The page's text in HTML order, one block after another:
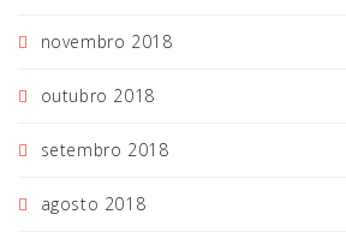
novembro 2018
outubro 2018
setembro 2018
agosto 2018